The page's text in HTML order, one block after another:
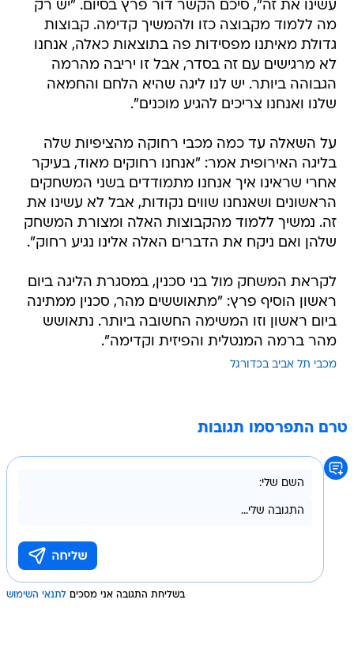
עשינו את זה", סיכם הקשר דור פרץ בסיום. "יש רק
מה ללמוד מקבוצה כזו ולהמשיך קדימה. קבוצות
גדולת מאיתנו מפסידות פה בתוצאות כאלה, אנחנו
לא מרגישים עם זה בסדר, אבל זו יריבה מהרמה
הגבוהה ביותר. יש לנו ליגה שהיא הלחם והחמאה
שלנו ואנחנו צריכים להגיע מוכנים".
על השאלה עד כמה מכבי רחוקה מהציפיות שלה
בליגה האירופית אמר: "אנחנו רחוקים מאוד, בעיקר
אחרי שראינו איך אנחנו מתמודדים בשני המשחקים
הראשונים ושאנחנו שווים נקודות, אבל לא עשינו את
זה. נמשיך ללמוד מהקבוצות האלה ומצורת המשחק
שלהן ואם ניקח את הדברים האלה אלינו נגיע רחוק".
לקראת המשחק מול בני סכנין, במסגרת הליגה ביום
ראשון הוסיף פרץ: "מתאוששים מהר, סכנין ממתינה
ביום ראשון וזו המשימה החשובה ביותר. נתאושש
מהר ברמה המנטלית והפיזית וקדימה".
מכבי תל אביב בכדורגל
טרם התפרסמו תגובות
בשליחת התגובה אני מסכים לתנאי השימוש